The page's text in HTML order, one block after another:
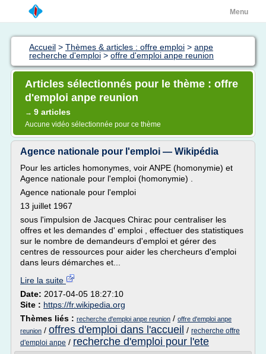
Menu
Accueil > Thèmes & articles : offre emploi > anpe
recherche d'emploi > offre d'emploi anpe reunion
Articles sélectionnés pour le thème : offre
d'emploi anpe reunion
→ 9 articles
Aucune vidéo sélectionnée pour ce thème
Agence nationale pour l'emploi — Wikipédia
Pour les articles homonymes, voir ANPE (homonymie) et
Agence nationale pour l'emploi (homonymie) .
Agence nationale pour l'emploi
13 juillet 1967
sous l'impulsion de Jacques Chirac pour centraliser les
offres et les demandes d' emploi , effectuer des statistiques
sur le nombre de demandeurs d'emploi et gérer des
centres de ressources pour aider les chercheurs d'emploi
dans leurs démarches et...
Lire la suite
Date: 2017-04-05 18:27:10
Site : https://fr.wikipedia.org
Thèmes liés : recherche d'emploi anpe reunion / offre d'emploi anpe
reunion / offres d'emploi dans l'accueil / recherche offre
d'emploi anpe / recherche d'emploi pour l'ete